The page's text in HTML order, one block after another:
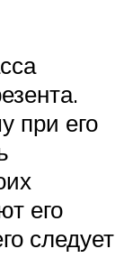
при его
его
следует